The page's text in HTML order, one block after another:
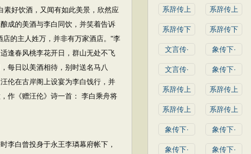
好饮酒，又闻有如此美景，欣然应
成的美酒与李白同饮，并笑着告诉
的主人姓万，并非有万家酒店。"李
逢春风桃李花开日，群山无处不飞
每日以美酒相待，别时送名马八
伦在古岸阁上设宴为李白饯行，并
作《赠汪伦》诗一首： 李白乘舟将
李白曾投身于永王李璘幕府帐下，
系辞传上 系辞传上
系辞传下 系辞传下
文言传· 象传下·
文言传· 象传下·
系辞传上 系辞传上
系辞传上 系辞传上
象传下· 象传下·
象传下· 象传下·